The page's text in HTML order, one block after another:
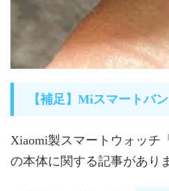
【補足】Miスマートバ
Xiaomi製スマートウォッチ
の本体に関する記事があり